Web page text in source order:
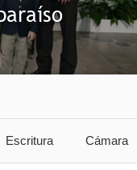
Escritura Cámara